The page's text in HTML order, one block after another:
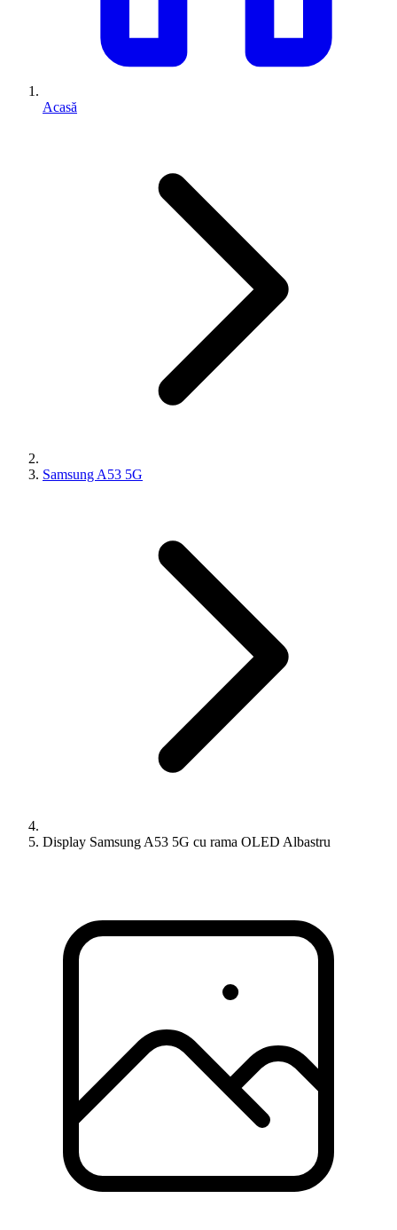
Acasă
Samsung A53 5G
Display Samsung A53 5G cu rama OLED Albastru